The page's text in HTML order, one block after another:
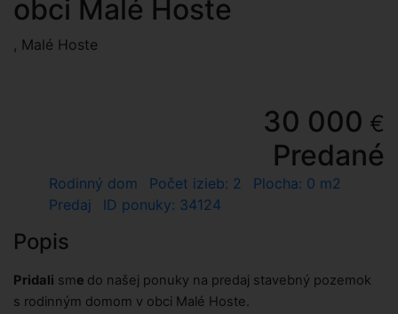
obci Malé Hoste
, Malé Hoste
30 000 €
Predané
Rodinný dom Počet izieb: 2
Plocha: 0 m2
Predaj
ID ponuky: 34124
Popis
Pridali sme do našej ponuky na predaj stavebný pozemok
s rodinným domom v obci Malé Hoste.